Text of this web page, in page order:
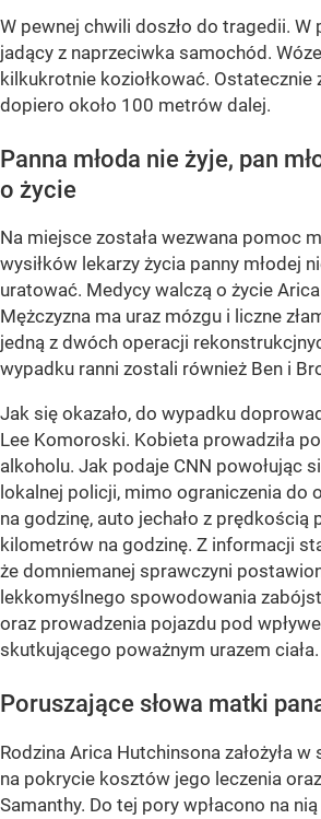
W pewnej chwili doszło do tragedii. W
jadący z naprzeciwka samochód.
kilkukrotnie koziołkować. Ostatecznie
dopiero około 100 metrów dalej.
Panna młoda nie żyje, pan
o życie
Na miejsce została wezwana pomoc
wysiłków lekarzy życia panny młodej
uratować. Medycy walczą o życie
Mężczyzna ma uraz mózgu i liczne
jedną z dwóch operacji
wypadku ranni zostali również Ben i
Jak się okazało, do wypadku
Lee Komoroski. Kobieta prowadziła
alkoholu. Jak podaje CNN powołując
lokalnej policji, mimo ograniczenia do
na godzinę, auto jechało z prędkością
kilometrów na godzinę. Z informacji
że domniemanej sprawczyni
lekkomyślnego spowodowania
oraz prowadzenia pojazdu pod
skutkującego poważnym urazem ciała.
Poruszające słowa matki
Rodzina Arica Hutchinsona założyła
na pokrycie kosztów jego leczenia
Samanthy. Do tej pory wpłacono na